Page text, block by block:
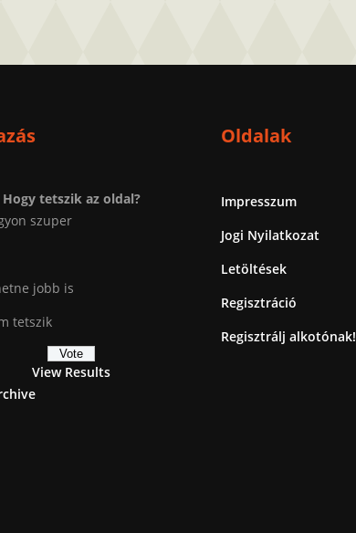
Hogy tetszik az oldal?
szuper
jobb is
tetszik
View Results
Oldalak
Impresszum
Jogi Nyilatkozat
Letöltések
Regisztráció
Regisztrálj alkotónak!